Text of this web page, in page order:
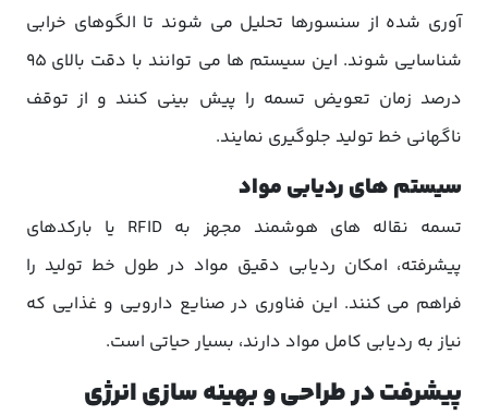
آوری شده از سنسورها تحلیل می شوند تا الگوهای خرابی
شناسایی شوند. این سیستم ها می توانند با دقت بالای 95
درصد زمان تعویض تسمه را پیش بینی کنند و از توقف
ناگهانی خط تولید جلوگیری نمایند.
سیستم های ردیابی مواد
تسمه نقاله های هوشمند مجهز به RFID یا بارکدهای
پیشرفته، امکان ردیابی دقیق مواد در طول خط تولید را
فراهم می کنند. این فناوری در صنایع دارویی و غذایی که
نیاز به ردیابی کامل مواد دارند، بسیار حیاتی است.
پیشرفت در طراحی و بهینه سازی انرژی